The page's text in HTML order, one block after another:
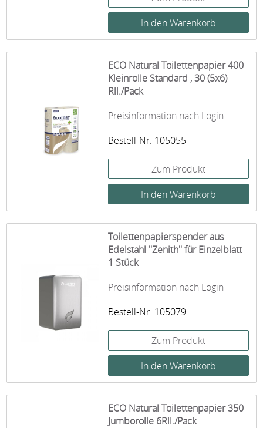
ECO Natural Toilettenpapier 400
Kleinrolle Standard , 30 (5x6)
Rll./Pack
Preisinformation nach Login
Bestell-Nr. 105055
Zum Produkt
Toilettenpapierspender aus
Edelstahl ''Zenith'' für Einzelblatt
1 Stück
Preisinformation nach Login
Bestell-Nr. 105079
Zum Produkt
ECO Natural Toilettenpapier 350
Jumborolle 6Rll./Pack